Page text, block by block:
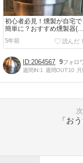
初心者必見！燻製が自宅で
簡単に？おすすめ燻製器(ス
モーカー)と食材
5年前
2064567 9
週間IN:1 週間OUT:10
「お